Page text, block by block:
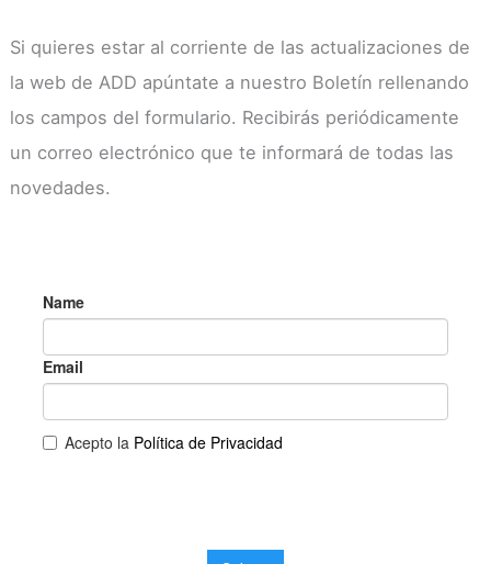
Si quieres estar al corriente de las actualizaciones de
la web de ADD apúntate a nuestro Boletín rellenando
los campos del formulario. Recibirás periódicamente
un correo electrónico que te informará de todas las
novedades.